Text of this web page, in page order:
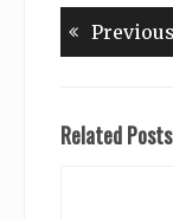
Previous
Related Posts